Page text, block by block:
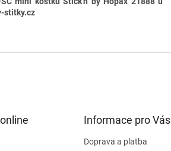
stitky.cz
Informace pro Vás
Doprava a platba